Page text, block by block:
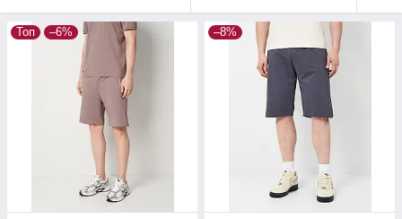
Топ –6% –8%